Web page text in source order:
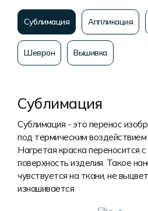
Сублимация Аппликация
Шеврон Вышивка
Сублимация
Сублимация - это перенос
под термическим воздействием
Нагретая краска переносится с
поверхность изделия. Такое
чувствуется на ткани, не
изнашивается